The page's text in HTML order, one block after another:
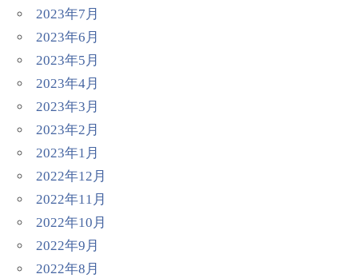
2023年7月
2023年6月
2023年5月
2023年4月
2023年3月
2023年2月
2023年1月
2022年12月
2022年11月
2022年10月
2022年9月
2022年8月